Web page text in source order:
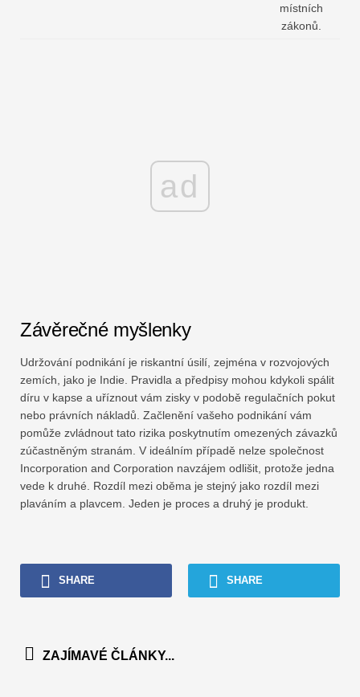
místních
zákonů.
ad
Závěrečné myšlenky
Udržování podnikání je riskantní úsilí, zejména v rozvojových
zemích, jako je Indie. Pravidla a předpisy mohou kdykoli spálit
díru v kapse a uříznout vám zisky v podobě regulačních pokut
nebo právních nákladů. Začlenění vašeho podnikání vám
pomůže zvládnout tato rizika poskytnutím omezených závazků
zúčastněným stranám. V ideálním případě nelze společnost
Incorporation and Corporation navzájem odlišit, protože jedna
vede k druhé. Rozdíl mezi oběma je stejný jako rozdíl mezi
plaváním a plavcem. Jeden je proces a druhý je produkt.
SHARE SHARE
ZAJÍMAVÉ ČLÁNKY...